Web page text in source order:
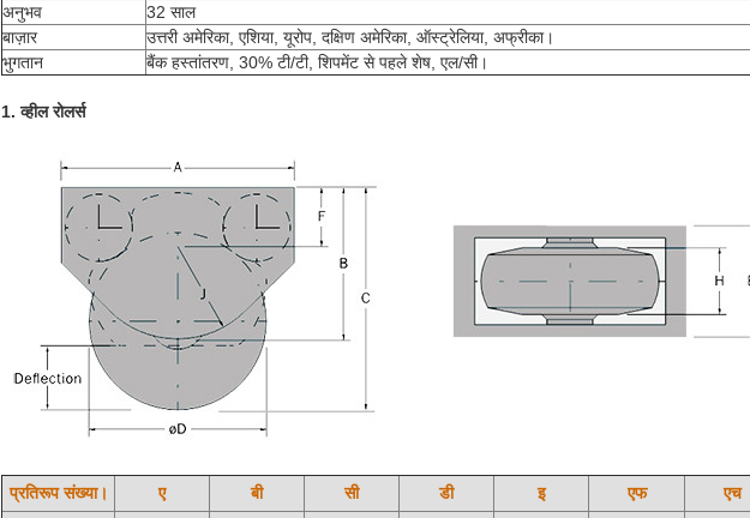
अनुभव
32 साल
बाज़ार
उत्तरी अमेरिका, एशिया, यूरोप, दक्षिण अमेरिका, ऑस्ट्रेलिया, अफ्रीका।
भुगतान
बैंक हस्तांतरण, 30% टी/टी, शिपमेंट से पहले शेष, एल/सी।
1. व्हील रोलर्स
प्रतिरूप संख्या। ए बी सी डी इ एफ
एच